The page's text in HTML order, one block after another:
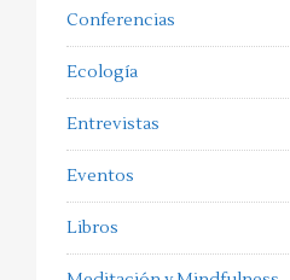
Conferencias
Ecología
Entrevistas
Eventos
Libros